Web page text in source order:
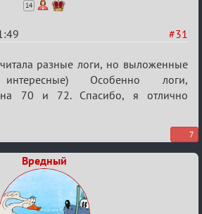
14
#31
разные логи, но выложенные
Особенно логи,
на 70 и 72. Спасибо, я отлично
7
Вредный